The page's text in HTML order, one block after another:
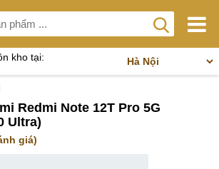
kho tại:
Redmi Note 12T Pro 5G
Ultra)
giá)